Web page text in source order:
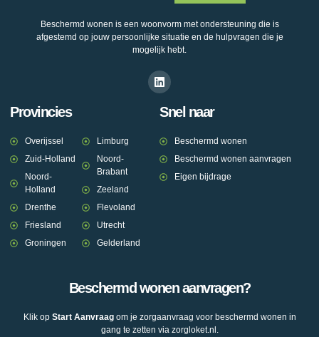
Beschermd wonen is een woonvorm met ondersteuning die is
afgestemd op jouw persoonlijke situatie en de hulpvragen die je
mogelijk hebt.
Provincies
Overijssel
Zuid-Holland
Noord-
Holland
Drenthe
Friesland
Groningen
Limburg
Noord-
Brabant
Zeeland
Flevoland
Utrecht
Gelderland
Snel naar
Beschermd wonen
Beschermd wonen aanvragen
Eigen bijdrage
Beschermd wonen aanvragen?
Klik op Start Aanvraagom je zorgaanvraag voor beschermd wonen in
gang te zetten via zorgloket.nl.